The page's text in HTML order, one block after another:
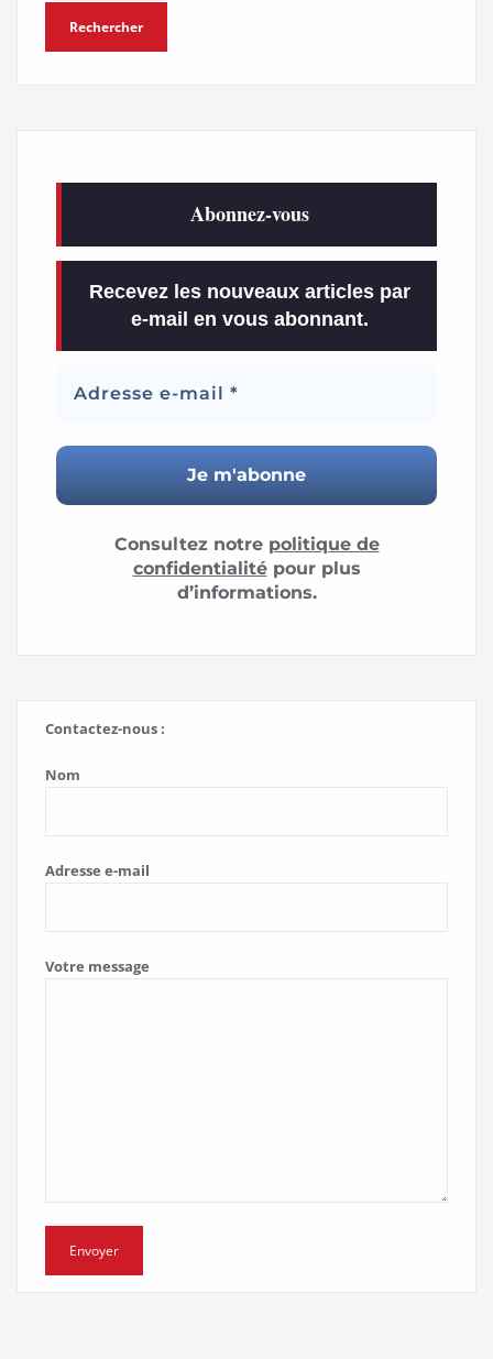
Abonnez-vous
Recevez les nouveaux articles par
e-mail en vous abonnant.
Consultez notre politique de
confidentialitépour plus
d’informations.
Contactez-nous :
Nom
Adresse e-mail
Votre message